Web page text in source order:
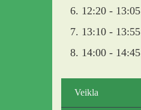
6. 12:20 - 13:05
7. 13:10 - 13:55
8. 14:00 - 14:45
Veikla